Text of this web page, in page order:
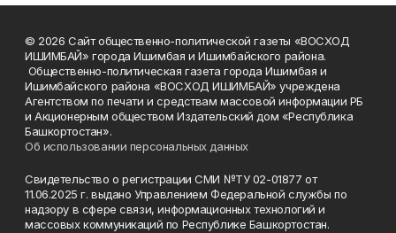
© 2026 Сайт общественно-политической газеты «ВОСХОД
ИШИМБАЙ» города Ишимбая и Ишимбайского района.
Общественно-политическая газета города Ишимбая и
Ишимбайского района «ВОСХОД ИШИМБАЙ» учреждена
Агентством по печати и средствам массовой информации РБ
и Акционерным обществом Издательский дом «Республика
Башкортостан».
Об использовании персональных данных
Свидетельство о регистрации СМИ №ТУ 02-01877 от
11.06.2025 г. выдано Управлением Федеральной службы по
надзору в сфере связи, информационных технологий и
массовых коммуникаций по Республике Башкортостан.